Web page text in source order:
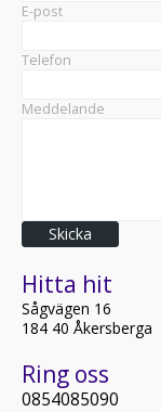
E-post
Telefon
Meddelande
Skicka
Hitta hit
Sågvägen 16
184 40 Åkersberga
Ring oss
0854085090